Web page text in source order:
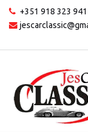
+351 918 323 941